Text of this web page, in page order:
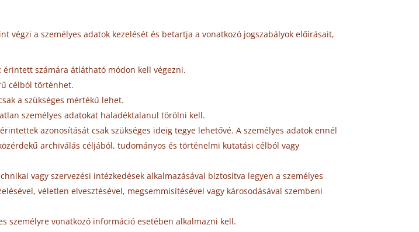
végzi a személyes adatok kezelését és betartja a vonatkozó jogszabályok előírásait,
érintett számára átlátható módon kell végezni.
célból történhet.
a szükséges mértékű lehet.
személyes adatokat haladéktalanul törölni kell.
azonosítását csak szükséges ideig tegye lehetővé. A személyes adatok ennél
archiválás céljából, tudományos és történelmi kutatási célból vagy
vagy szervezési intézkedések alkalmazásával biztosítva legyen a személyes
véletlen elvesztésével, megsemmisítésével vagy károsodásával szembeni
személyre vonatkozó információ esetében alkalmazni kell.